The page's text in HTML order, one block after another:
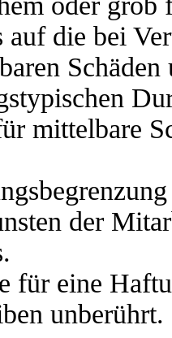
auf die bei
mittelbare
der
für eine
unberührt.